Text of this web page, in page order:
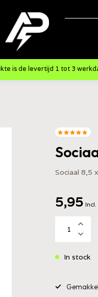
is de levertijd 1 tot 3
Sociaal 8,5
5,95
In stock